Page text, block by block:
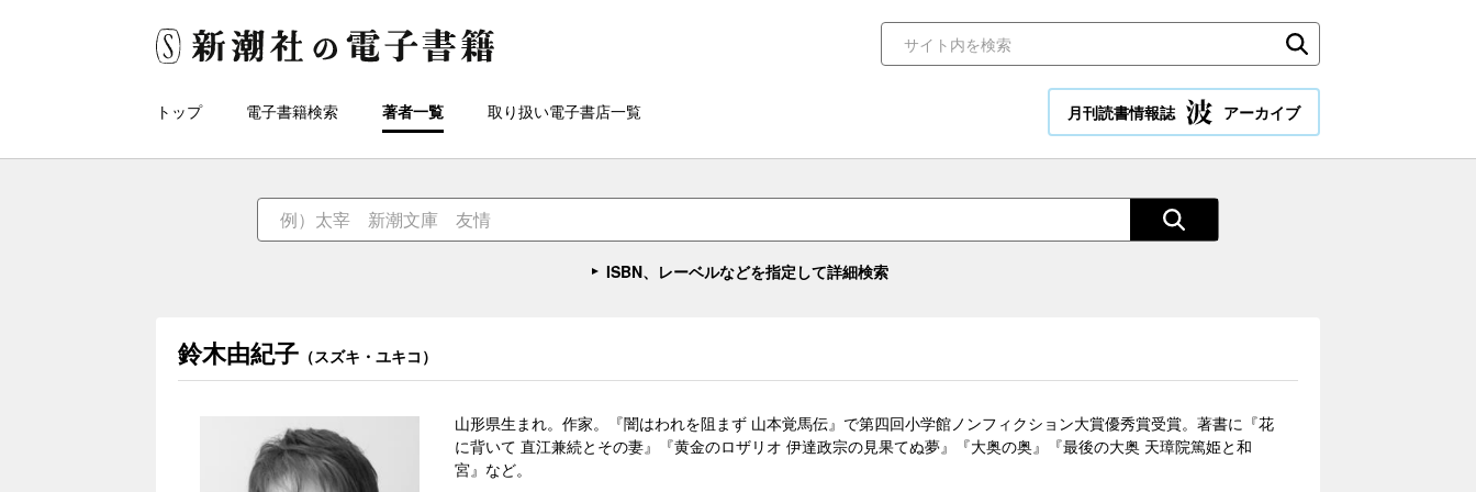
トップ 電子書籍検索 著者一覧 取り扱い電子書店一覧 月刊読書情報誌 アーカイブ
ISBN、レーベルなどを指定して詳細検索
鈴木由紀子 （スズキ・ユキコ）
山形県生まれ。作家。『闇はわれを阻まず 山本覚馬伝』で第四回小学館ノンフィクション大賞優秀賞受賞。著書に『花
に背いて 直江兼続とその妻』『黄金のロザリオ 伊達政宗の見果てぬ夢』『大奥の奥』『最後の大奥 天璋院篤姫と和
宮』など。